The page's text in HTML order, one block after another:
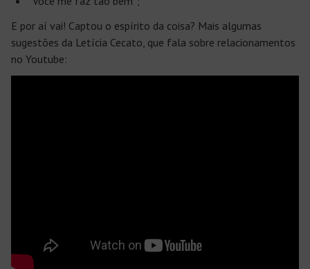
E por aí vai! Captou o espírito da coisa? Mais algumas
sugestões da Letícia Cecato, que fala sobre relacionamentos
no Youtube: